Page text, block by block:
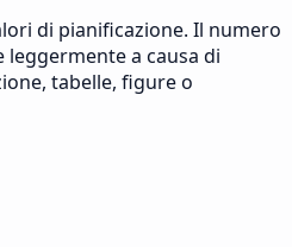
di pianificazione. Il numero
a causa di
tabelle, figure o